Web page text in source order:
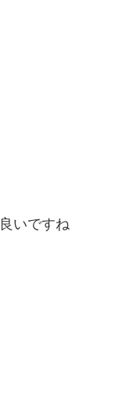
いですね